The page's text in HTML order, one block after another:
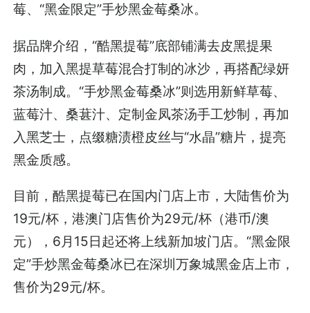
莓、“黑金限定”手炒黑金莓桑冰。
据品牌介绍，“酷黑提莓”底部铺满去皮黑提果
肉，加入黑提草莓混合打制的冰沙，再搭配绿妍
茶汤制成。“手炒黑金莓桑冰”则选用新鲜草莓、
蓝莓汁、桑葚汁、定制金凤茶汤手工炒制，再加
入黑芝士，点缀糖渍橙皮丝与“水晶”糖片，提亮
黑金质感。
目前，酷黑提莓已在国内门店上市，大陆售价为
19元/杯，港澳门店售价为29元/杯（港币/澳
元），6月15日起还将上线新加坡门店。“黑金限
定”手炒黑金莓桑冰已在深圳万象城黑金店上市，
售价为29元/杯。